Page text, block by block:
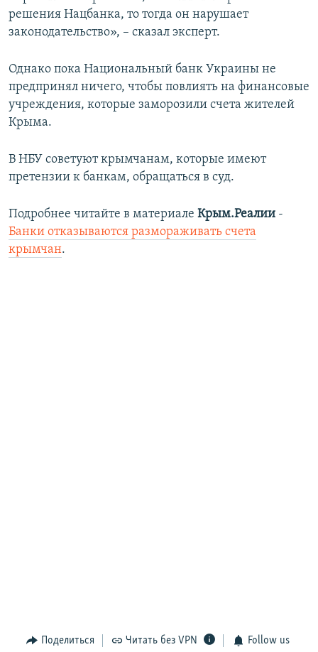
решения Нацбанка, то тогда он нарушает
законодательство», – сказал эксперт.
Однако пока Национальный банк Украины не
предпринял ничего, чтобы повлиять на финансовые
учреждения, которые заморозили счета жителей
Крыма.
В НБУ советуют крымчанам, которые имеют
претензии к банкам, обращаться в суд.
Подробнее читайте в материале Крым.Реалии -
Банки отказываются размораживать счета
крымчан.
Поделиться Читать без VPN Follow us